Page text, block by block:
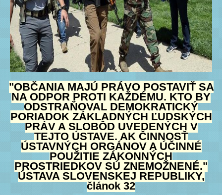
"OBČANIA MAJÚ PRÁVO POSTAVIŤ SA
NA ODPOR PROTI KAŽDÉMU, KTO BY
ODSTRAŇOVAL DEMOKRATICKÝ
PORIADOK ZÁKLADNÝCH ĽUDSKÝCH
PRÁV A SLOBÔD UVEDENÝCH V
TEJTO ÚSTAVE, AK ČINNOSŤ
ÚSTAVNÝCH ORGÁNOV A ÚČINNÉ
POUŽITIE ZÁKONNÝCH
PROSTRIEDKOV SÚ ZNEMOŽNENÉ."
ÚSTAVA SLOVENSKEJ REPUBLIKY,
článok 32